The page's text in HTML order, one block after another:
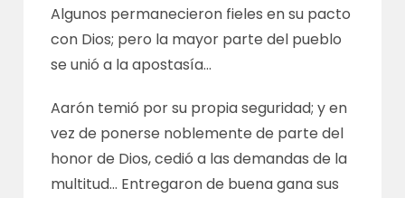
Algunos permanecieron fieles en su pacto
con Dios; pero la mayor parte del pueblo
se unió a la apostasía…
Aarón temió por su propia seguridad; y en
vez de ponerse noblemente de parte del
honor de Dios, cedió a las demandas de la
multitud… Entregaron de buena gana sus